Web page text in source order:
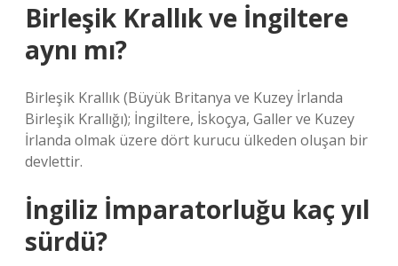
Birleşik Krallık ve İngiltere
aynı mı?
Birleşik Krallık (Büyük Britanya ve Kuzey İrlanda
Birleşik Krallığı); İngiltere, İskoçya, Galler ve Kuzey
İrlanda olmak üzere dört kurucu ülkeden oluşan bir
devlettir.
İngiliz İmparatorluğu kaç yıl
sürdü?